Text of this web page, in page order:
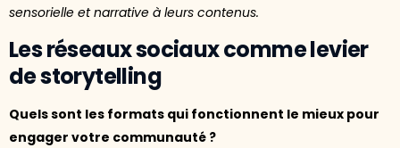
sensorielle et narrative à leurs contenus.
Les réseaux sociaux comme levier
de storytelling
Quels sont les formats qui fonctionnent le mieux pour
engager votre communauté ?